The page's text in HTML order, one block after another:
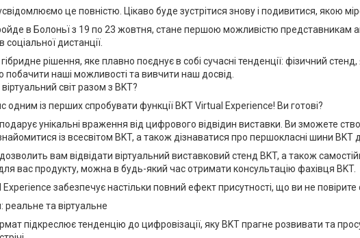
це повністю. Цікаво буде зустрітися знову і подивитися, якою
в Болоньї з 19 по 23 жовтня, стане першою можливістю представникам
дистанції.
рішення, яке плавно поєднує в собі сучасні тенденції: фізичний
побачити наші можливості та вивчити наш досвід.
світ разом з BKT?
одним із перших спробувати функції BKT Virtual Experience! Ви готові?
унікальні враження від цифрового відвідин виставки. Ви зможете
із всесвітом BKT, а також дізнаватися про першокласні шини BKT
вам відвідати віртуальний виставковий стенд BKT, а також
вас продукту, можна в будь-який час отримати консультацію фахівця BKT.
забезпечує настільки повний ефект присутності, що ви не
та віртуальне
підкреслює тенденцію до цифровізації, яку BKT прагне розвивати та